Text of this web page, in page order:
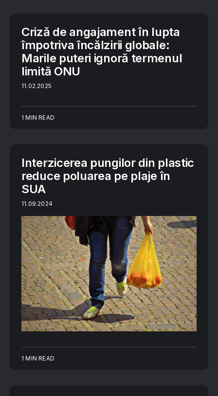
Criză de angajament în lupta
împotriva încălzirii globale:
Marile puteri ignoră termenul
limită ONU
11.02.2025
1 MIN READ
Interzicerea pungilor din plastic
reduce poluarea pe plaje în
SUA
11.09.2024
1 MIN READ